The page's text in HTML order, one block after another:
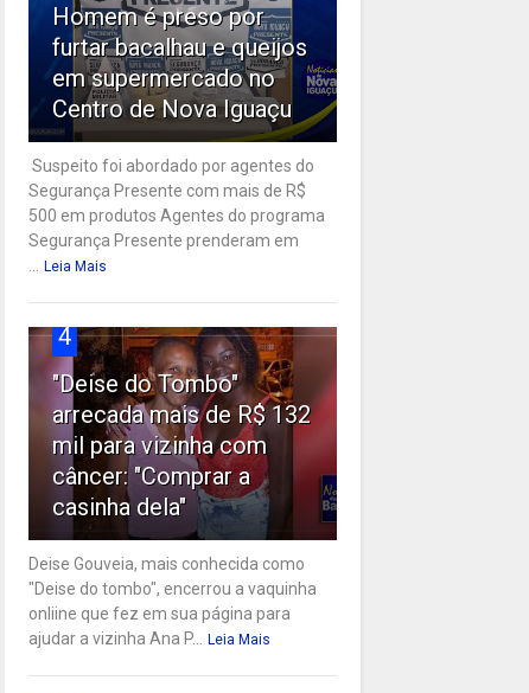
Homem é preso por
furtar bacalhau e queijos
em supermercado no
Centro de Nova Iguaçu
Suspeito foi abordado por agentes do
Segurança Presente com mais de R$
500 em produtos Agentes do programa
Segurança Presente prenderam em
Leia Mais
4
"Deise do Tombo"
arrecada mais de R$ 132
mil para vizinha com
câncer: "Comprar a
casinha dela"
Deise Gouveia, mais conhecida como
"Deise do tombo", encerrou a vaquinha
onliine que fez em sua página para
ajudar a vizinha Ana P...
Leia Mais